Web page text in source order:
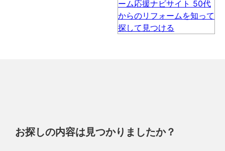
お探しの内容は見つかりましたか？